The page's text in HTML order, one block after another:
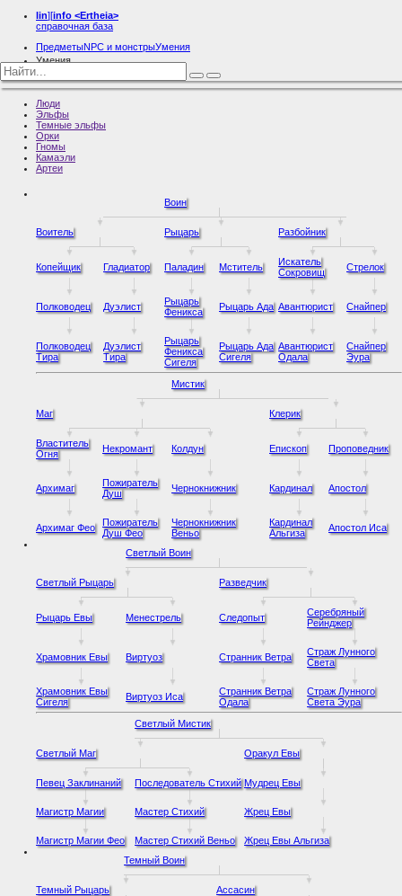
lin][info <Ertheia>
справочная база
ПредметыNPC и монстрыУмения
Умения
Люди
Эльфы
Темные эльфы
Орки
Гномы
Камаэли
Артеи
Воин
Воитель Рыцарь Разбойник
Копейщик Гладиатор Паладин Мститель
Искатель
Сокровищ
Стрелок
Полководец Дуэлист
Рыцарь
Феникса
Рыцарь Ада Авантюрист Снайпер
Полководец
Тира
Дуэлист
Тира
Рыцарь
Феникса
Сигеля
Рыцарь Ада
Сигеля
Авантюрист
Одала
Снайпер
Эура
Мистик
Маг Клерик
Властитель
Огня
Некромант Колдун Епископ Проповедник
Архимаг
Пожиратель
Душ
Чернокнижник Кардинал Апостол
Архимаг Фео
Пожиратель
Душ Фео
Чернокнижник
Веньо
Кардинал
Альгиза
Апостол Иса
Светлый Воин
Светлый Рыцарь Разведчик
Рыцарь Евы Менестрель Следопыт
Серебряный
Рейнджер
Храмовник Евы Виртуоз Странник Ветра
Страж Лунного
Света
Храмовник Евы
Сигеля
Виртуоз Иса
Странник Ветра
Одала
Страж Лунного
Света Эура
Светлый Мистик
Светлый Маг Оракул Евы
Певец Заклинаний Последователь Стихий Мудрец Евы
Магистр Магии Мастер Стихий Жрец Евы
Магистр Магии Фео Мастер Стихий Веньо
Жрец Евы Альгиза
Темный Воин
Темный Рыцарь Ассасин